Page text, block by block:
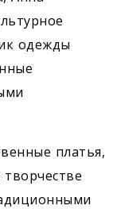
одежды
платья,